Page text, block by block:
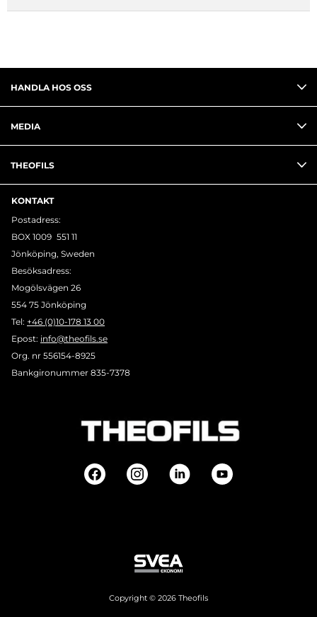
HANDLA HOS OSS
MEDIA
THEOFILS
KONTAKT
Postadress:
BOX 1009 551 11
Jönköping, Sweden
Besöksadress:
Mogölsvägen 26
554 75 Jönköping
Tel: +46 (0)10-178 13 00
Epost: info@theofils.se
Org. nr 556154-8925
Bankgironummer 835-7378
Copyright © 2026 Theofils